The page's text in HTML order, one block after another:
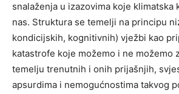
snalaženja u izazovima koje klimatska
nas. Struktura se temelji na principu
kondicijskih, kognitivnih) vježbi kao
katastrofe koje možemo i ne možemo
temelju trenutnih i onih prijašnjih,
apsurdima i nemogućnostima takvog